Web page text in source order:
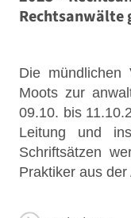
Rechtsanwälte
Die mündlichen
Moots zur
09.10. bis
Leitung und
Schriftsätzen
Praktiker aus